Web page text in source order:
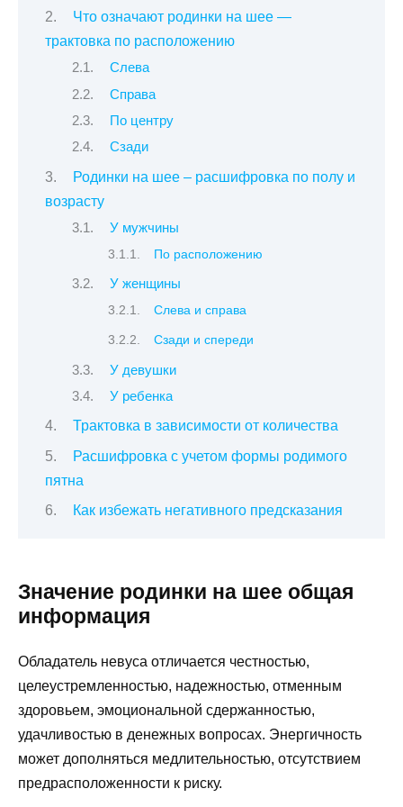
Что означают родинки на шее —
трактовка по расположению
Слева
Справа
По центру
Сзади
Родинки на шее – расшифровка по полу и
возрасту
У мужчины
По расположению
У женщины
Слева и справа
Сзади и спереди
У девушки
У ребенка
Трактовка в зависимости от количества
Расшифровка с учетом формы родимого
пятна
Как избежать негативного предсказания
Значение родинки на шее общая
информация
Обладатель невуса отличается честностью,
целеустремленностью, надежностью, отменным
здоровьем, эмоциональной сдержанностью,
удачливостью в денежных вопросах. Энергичность
может дополняться медлительностью, отсутствием
предрасположенности к риску.